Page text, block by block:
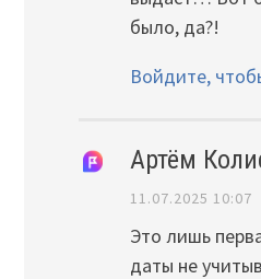
было, да?!
Войдите,
Артём
11.07.2025 10:07
Это лишь
даты не